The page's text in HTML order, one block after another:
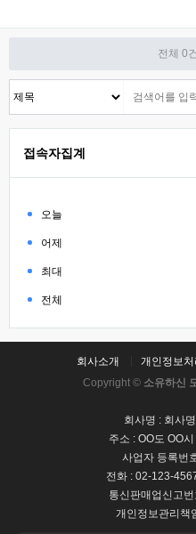
전체 0건
접속자집계
오늘
어제
최대
전체
회사소개 개인정보처
Copyright © 소유하신
회사명 : 회사
주소 : OO도 OO
사업자 등록번
전화 : 02-123-
통신판매업신고
개인정보관리책